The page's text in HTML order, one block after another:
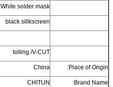
White solder mask
black sillkscreen
tolling /V-CUT
Place of Origin:
China
Brand Name:
CHITUN